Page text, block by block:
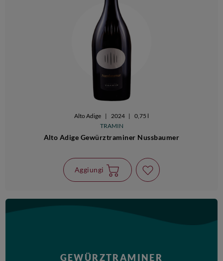
Alto Adige | 2024 | 0,75 l
TRAMIN
Alto Adige Gewürztraminer Nussbaumer
Aggiungi
GEWÜRZTRAMINER